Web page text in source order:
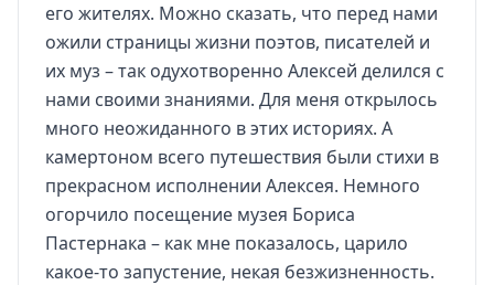
его жителях. Можно сказать, что перед нами
ожили страницы жизни поэтов, писателей и
их муз – так одухотворенно Алексей делился с
нами своими знаниями. Для меня открылось
много неожиданного в этих историях. А
камертоном всего путешествия были стихи в
прекрасном исполнении Алексея. Немного
огорчило посещение музея Бориса
Пастернака – как мне показалось, царило
какое-то запустение, некая безжизненность.